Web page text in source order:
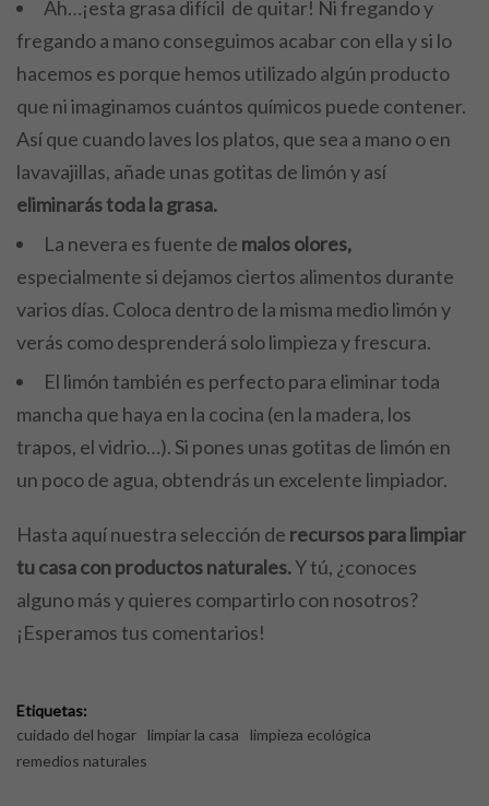
Ah…¡esta grasa difícil de quitar! Ni fregando y
fregando a mano conseguimos acabar con ella y si lo
hacemos es porque hemos utilizado algún producto
que ni imaginamos cuántos químicos puede contener.
Así que cuando laves los platos, que sea a mano o en
lavavajillas, añade unas gotitas de limón y así
eliminarás toda la grasa.
La nevera es fuente de malos olores,
especialmente si dejamos ciertos alimentos durante
varios días. Coloca dentro de la misma medio limón y
verás como desprenderá solo limpieza y frescura.
El limón también es perfecto para eliminar toda
mancha que haya en la cocina (en la madera, los
trapos, el vidrio…). Si pones unas gotitas de limón en
un poco de agua, obtendrás un excelente limpiador.
Hasta aquí nuestra selección de recursos para limpiar
tu casa con productos naturales.Y tú, ¿conoces
alguno más y quieres compartirlo con nosotros?
¡Esperamos tus comentarios!
Etiquetas:
cuidado del hogar
limpiar la casa
limpieza ecológica
remedios naturales